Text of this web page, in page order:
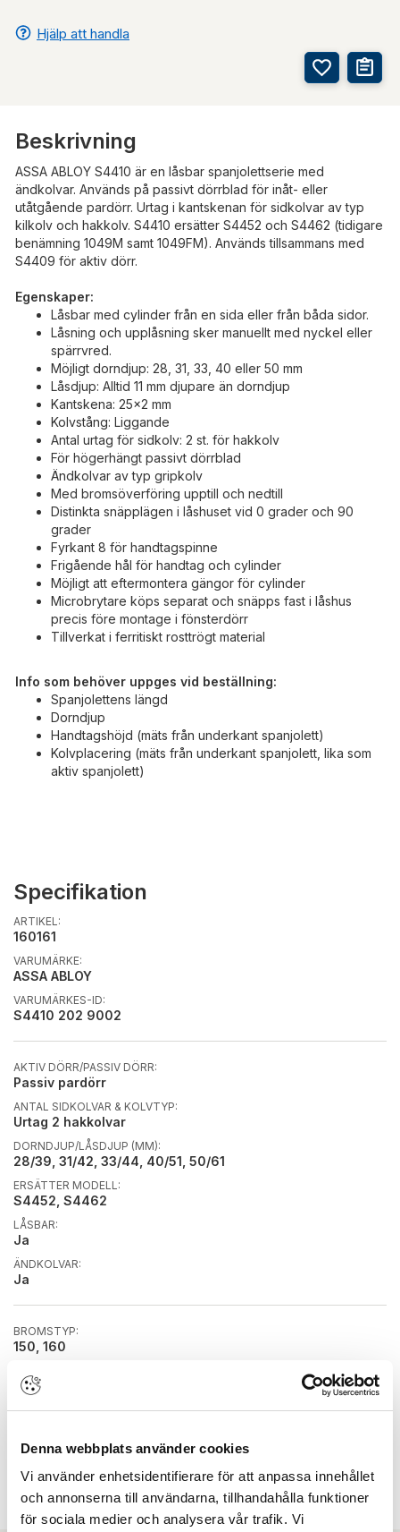
Denna webbplats använder cookies
Vi använder enhetsidentifierare för att anpassa innehållet
och annonserna till användarna, tillhandahålla funktioner
för sociala medier och analysera vår trafik. Vi
Hjälp att handla
Beskrivning
ASSA ABLOY S4410 är en låsbar spanjolettserie med
ändkolvar. Används på passivt dörrblad för inåt- eller
utåtgående pardörr. Urtag i kantskenan för sidkolvar av typ
kilkolv och hakkolv. S4410 ersätter S4452 och S4462 (tidigare
benämning 1049M samt 1049FM). Används tillsammans med
S4409 för aktiv dörr.
Egenskaper:
Låsbar med cylinder från en sida eller från båda sidor.
Låsning och upplåsning sker manuellt med nyckel eller
spärrvred.
Möjligt dorndjup: 28, 31, 33, 40 eller 50 mm
Låsdjup: Alltid 11 mm djupare än dorndjup
Kantskena: 25x2 mm
Kolvstång: Liggande
Antal urtag för sidkolv: 2 st. för hakkolv
För högerhängt passivt dörrblad
Ändkolvar av typ gripkolv
Med bromsöverföring upptill och nedtill
Distinkta snäpplägen i låshuset vid 0 grader och 90
grader
Fyrkant 8 för handtagspinne
Frigående hål för handtag och cylinder
Möjligt att eftermontera gängor för cylinder
Microbrytare köps separat och snäpps fast i låshus
precis före montage i fönsterdörr
Tillverkat i ferritiskt rosttrögt material
Info som behöver uppges vid beställning:
Spanjolettens längd
Dorndjup
Handtagshöjd (mäts från underkant spanjolett)
Kolvplacering (mäts från underkant spanjolett, lika som
aktiv spanjolett)
Specifikation
ARTIKEL:
160161
VARUMÄRKE:
ASSA ABLOY
VARUMÄRKES-ID:
S4410 202 9002
AKTIV DÖRR/PASSIV DÖRR:
Passiv pardörr
ANTAL SIDKOLVAR & KOLVTYP:
Urtag 2 hakkolvar
DORNDJUP/LÅSDJUP (MM):
28/39, 31/42, 33/44, 40/51, 50/61
ERSÄTTER MODELL:
S4452, S4462
LÅSBAR:
Ja
ÄNDKOLVAR:
Ja
BROMSTYP:
150, 160
Nedtill, Upptill
DÖRRHÄNGNING:
FÄRG/YTBEHANDLING:
25 mm